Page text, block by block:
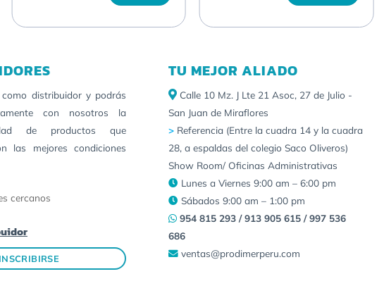
distribuidor y podrás
con nosotros la
de productos que
las mejores condiciones
cercanos
INSCRIBIRSE
TU MEJOR ALIADO
Calle 10 Mz. J Lte 21 Asoc, 27 de Julio -
San Juan de Miraflores
> Referencia (Entre la cuadra 14 y la cuadra
28, a espaldas del colegio Saco Oliveros)
Show Room/ Oficinas Administrativas
Lunes a Viernes 9:00 am – 6:00 pm
Sábados 9:00 am – 1:00 pm
954 815 293 / 913 905 615 / 997 536
686
ventas@prodimerperu.com